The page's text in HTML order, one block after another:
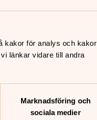
kakor för analys och kakor
länkar vidare till andra
Marknadsföring och
sociala medier